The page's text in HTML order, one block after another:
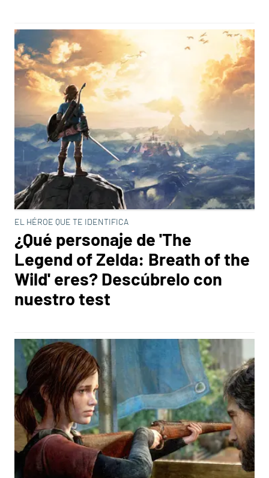
EL HÉROE QUE TE IDENTIFICA
¿Qué personaje de 'The
Legend of Zelda: Breath of the
Wild' eres? Descúbrelo con
nuestro test